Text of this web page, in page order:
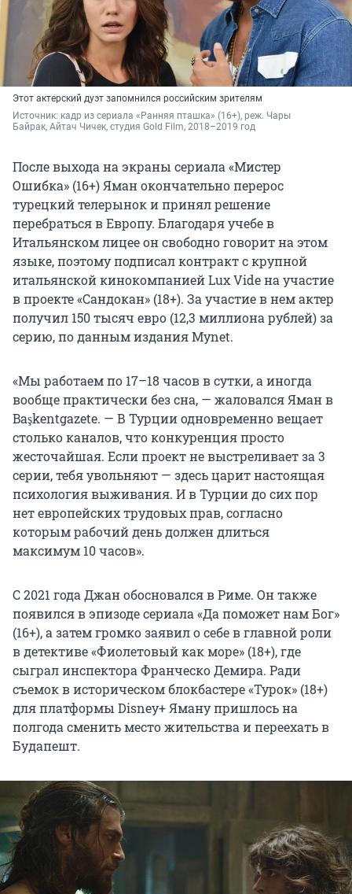
Этот актерский дуэт запомнился российским зрителям
Источник: кадр из сериала «Ранняя пташка» (16+), реж. Чары
Байрак, Айтач Чичек, студия Gold Film, 2018–2019 год
После выхода на экраны сериала «Мистер
Ошибка» (16+) Яман окончательно перерос
турецкий телерынок и принял решение
перебраться в Европу. Благодаря учебе в
Итальянском лицее он свободно говорит на этом
языке, поэтому подписал контракт с крупной
итальянской кинокомпанией Lux Vide на участие
в проекте «Сандокан» (18+). За участие в нем актер
получил 150 тысяч евро (12,3 миллиона рублей) за
серию, по данным издания Mynet.
«Мы работаем по 17–18 часов в сутки, а иногда
вообще практически без сна, — жаловался Яман в
Başkentgazete. — В Турции одновременно вещает
столько каналов, что конкуренция просто
жесточайшая. Если проект не выстреливает за 3
серии, тебя увольняют — здесь царит настоящая
психология выживания. И в Турции до сих пор
нет европейских трудовых прав, согласно
которым рабочий день должен длиться
максимум 10 часов».
С 2021 года Джан обосновался в Риме. Он также
появился в эпизоде сериала «Да поможет нам Бог»
(16+), а затем громко заявил о себе в главной роли
в детективе «Фиолетовый как море» (18+), где
сыграл инспектора Франческо Демира. Ради
съемок в историческом блокбастере «Турок» (18+)
для платформы Disney+ Яману пришлось на
полгода сменить место жительства и переехать в
Будапешт.